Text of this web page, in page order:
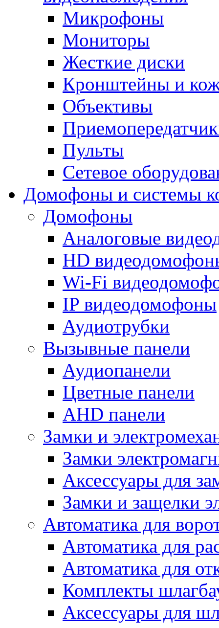
Микрофоны
Мониторы
Жесткие диски
Кронштейны и
Объективы
Пульты
Сетевое
Домофоны и системы
Домофоны
Аналоговые
HD
Wi-Fi
IP видеодомофоны
Аудиотрубки
Вызывные панели
Аудиопанели
Цветные панели
AHD панели
Замки и
Замки
Аксессуары для
Замки и защелки
Автоматика для
Автоматика для
Автоматика для
Комплекты
Аксессуары для